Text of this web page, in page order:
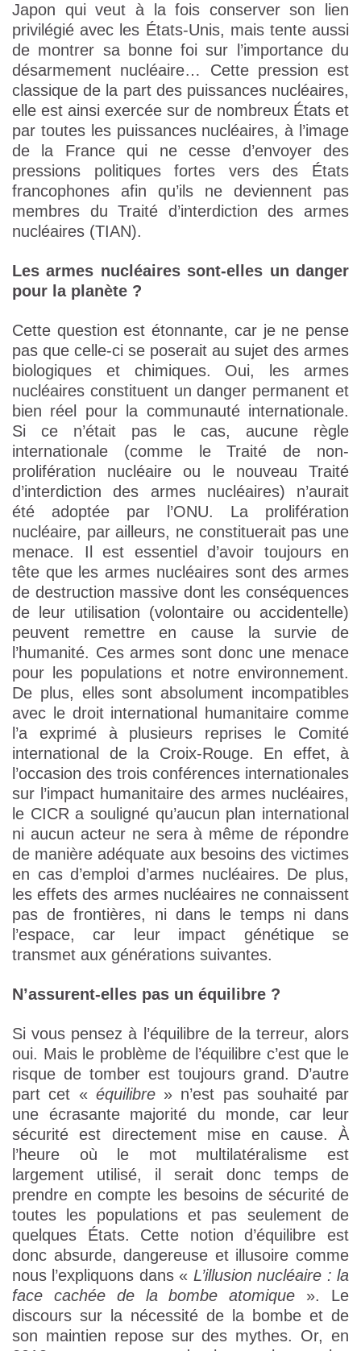
Japon qui veut à la fois conserver son lien
privilégié avec les États-Unis, mais tente aussi
de montrer sa bonne foi sur l’importance du
désarmement nucléaire… Cette pression est
classique de la part des puissances nucléaires,
elle est ainsi exercée sur de nombreux États et
par toutes les puissances nucléaires, à l’image
de la France qui ne cesse d’envoyer des
pressions politiques fortes vers des États
francophones afin qu’ils ne deviennent pas
membres du Traité d’interdiction des armes
nucléaires (TIAN).
Les armes nucléaires sont-elles un danger
pour la planète ?
Cette question est étonnante, car je ne pense
pas que celle-ci se poserait au sujet des armes
biologiques et chimiques. Oui, les armes
nucléaires constituent un danger permanent et
bien réel pour la communauté internationale.
Si ce n’était pas le cas, aucune règle
internationale (comme le Traité de non-
prolifération nucléaire ou le nouveau Traité
d’interdiction des armes nucléaires) n’aurait
été adoptée par l’ONU. La prolifération
nucléaire, par ailleurs, ne constituerait pas une
menace. Il est essentiel d’avoir toujours en
tête que les armes nucléaires sont des armes
de destruction massive dont les conséquences
de leur utilisation (volontaire ou accidentelle)
peuvent remettre en cause la survie de
l’humanité. Ces armes sont donc une menace
pour les populations et notre environnement.
De plus, elles sont absolument incompatibles
avec le droit international humanitaire comme
l’a exprimé à plusieurs reprises le Comité
international de la Croix-Rouge. En effet, à
l’occasion des trois conférences internationales
sur l’impact humanitaire des armes nucléaires,
le CICR a souligné qu’aucun plan international
ni aucun acteur ne sera à même de répondre
de manière adéquate aux besoins des victimes
en cas d’emploi d’armes nucléaires. De plus,
les effets des armes nucléaires ne connaissent
pas de frontières, ni dans le temps ni dans
l’espace, car leur impact génétique se
transmet aux générations suivantes.
N’assurent-elles pas un équilibre ?
Si vous pensez à l’équilibre de la terreur, alors
oui. Mais le problème de l’équilibre c’est que le
risque de tomber est toujours grand. D’autre
part cet « équilibre» n’est pas souhaité par
une écrasante majorité du monde, car leur
sécurité est directement mise en cause. À
l’heure où le mot multilatéralisme est
largement utilisé, il serait donc temps de
prendre en compte les besoins de sécurité de
toutes les populations et pas seulement de
quelques États. Cette notion d’équilibre est
donc absurde, dangereuse et illusoire comme
nous l’expliquons dans « L’illusion nucléaire : la
face cachée de la bombe atomique ». Le
discours sur la nécessité de la bombe et de
son maintien repose sur des mythes. Or, en